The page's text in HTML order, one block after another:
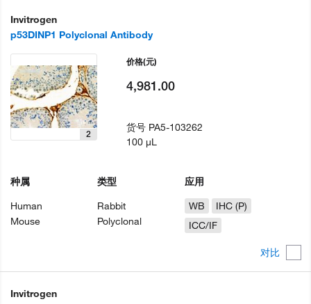
Invitrogen
p53DINP1 Polyclonal Antibody
对比
2
种属
Human
Mouse
类型
Rabbit
Polyclonal
应用
WB
IHC (P)
ICC/IF
价格(元)
4,981.00
货号 PA5-103262
100 µL
Invitrogen